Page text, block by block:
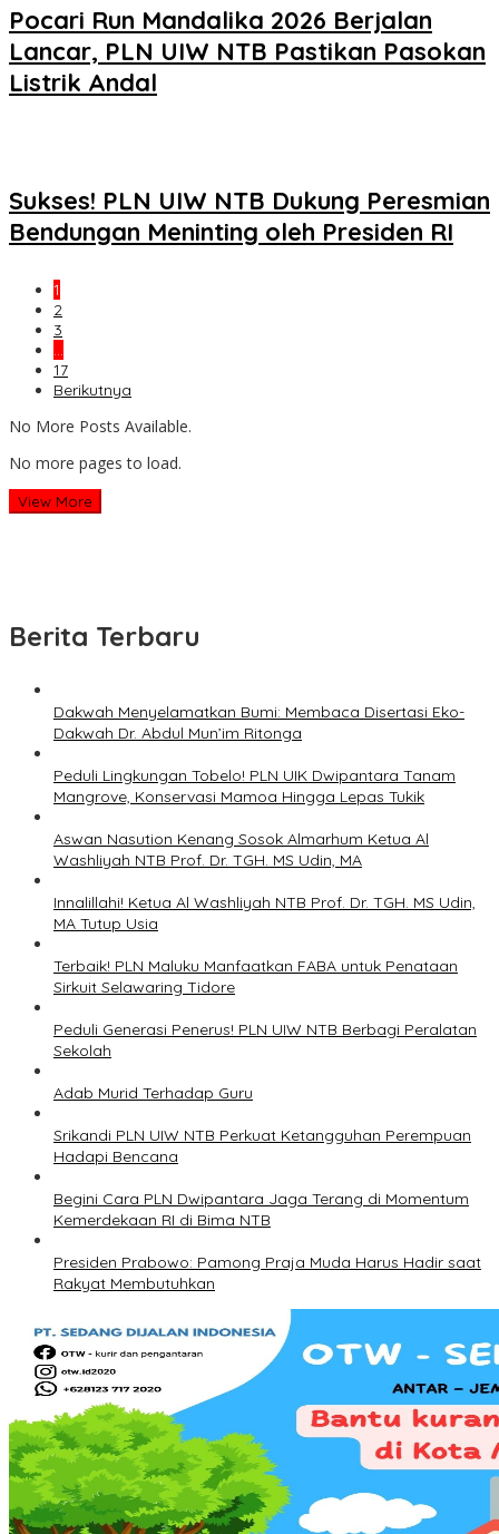
Pocari Run Mandalika 2026 Berjalan
Lancar, PLN UIW NTB Pastikan Pasokan
Listrik Andal
Sukses! PLN UIW NTB Dukung Peresmian
Bendungan Meninting oleh Presiden RI
1
2
3
…
17
Berikutnya
No More Posts Available.
No more pages to load.
View More
Berita Terbaru
Dakwah Menyelamatkan Bumi: Membaca Disertasi Eko-
Dakwah Dr. Abdul Mun’im Ritonga
Peduli Lingkungan Tobelo! PLN UIK Dwipantara Tanam
Mangrove, Konservasi Mamoa Hingga Lepas Tukik
Aswan Nasution Kenang Sosok Almarhum Ketua Al
Washliyah NTB Prof. Dr. TGH. MS Udin, MA
Innalillahi! Ketua Al Washliyah NTB Prof. Dr. TGH. MS Udin,
MA Tutup Usia
Terbaik! PLN Maluku Manfaatkan FABA untuk Penataan
Sirkuit Selawaring Tidore
Peduli Generasi Penerus! PLN UIW NTB Berbagi Peralatan
Sekolah
Adab Murid Terhadap Guru
Srikandi PLN UIW NTB Perkuat Ketangguhan Perempuan
Hadapi Bencana
Begini Cara PLN Dwipantara Jaga Terang di Momentum
Kemerdekaan RI di Bima NTB
Presiden Prabowo: Pamong Praja Muda Harus Hadir saat
Rakyat Membutuhkan